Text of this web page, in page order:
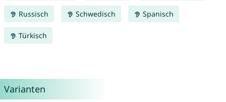
Russisch Schwedisch Spanisch
Türkisch
Varianten